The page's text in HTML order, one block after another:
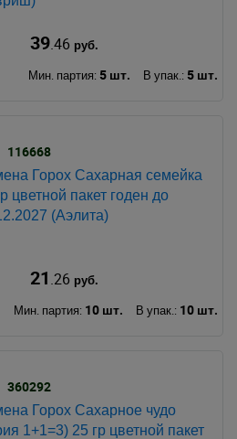
39.46 руб.
Мин. партия: 5 шт. В упак.: 5 шт.
116668
Горох Сахарная семейка
цветной пакет годен до
(Аэлита)
21.26 руб.
Мин. партия: 10 шт. В упак.: 10 шт.
360292
Горох Сахарное чудо
1+1=3) 25 гр цветной пакет